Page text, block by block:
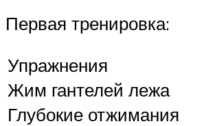
Первая тренировка:
Упражнения
Жим гантелей лежа
Глубокие отжимания